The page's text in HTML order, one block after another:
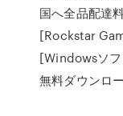
国へ全品配達
[Rockstar
[Windowsソ
無料ダウンロ